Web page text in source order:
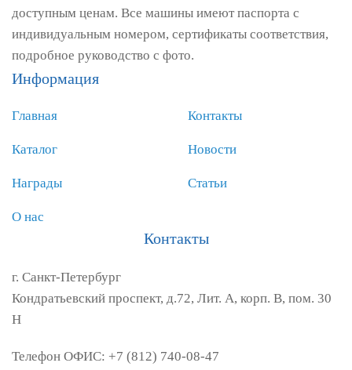
доступным ценам. Все машины имеют паспорта с
индивидуальным номером, сертификаты соответствия,
подробное руководство с фото.
Информация
Главная
Каталог
Награды
О нас
Контакты
Новости
Статьи
Контакты
г. Санкт-Петербург
Кондратьевский проспект, д.72, Лит. А, корп. В, пом. 30
Н
Телефон ОФИС: +7 (812) 740-08-47